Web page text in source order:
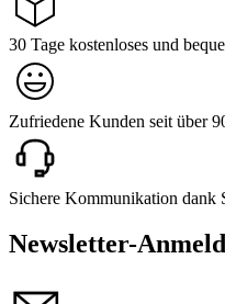
30 Tage kostenloses und
Zufriedene Kunden seit über
Sichere Kommunikation dank
Newsletter-